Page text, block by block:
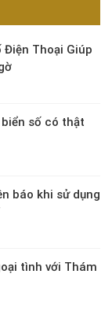
Điện Thoại Giúp
số có thật
báo khi sử dụng
tình với Thám